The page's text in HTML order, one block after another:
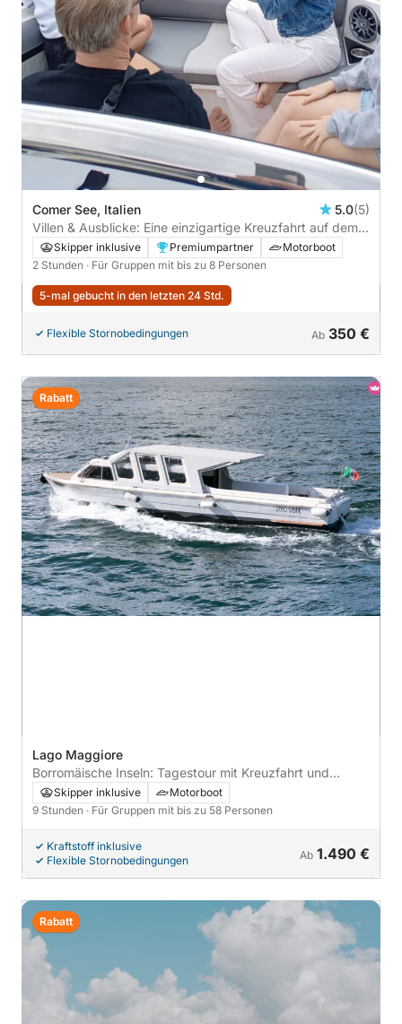
Comer See, Italien 5.0(5)
Villen & Ausblicke: Eine einzigartige Kreuzfahrt auf dem
Comer See in 2 Stunden
Skipper inklusive Premiumpartner
Motorboot
2 Stunden · Für Gruppen mit bis zu 8 Personen
5-mal gebucht in den letzten 24 Std.
Flexible Stornobedingungen Ab 350 €
Lago Maggiore
Borromäische Inseln: Tagestour mit Kreuzfahrt und
Inselhopping
Skipper inklusive
Motorboot
9 Stunden · Für Gruppen mit bis zu 58 Personen
Kraftstoff inklusive
Flexible Stornobedingungen
Ab 1.490 €
Rabatt
Rabatt